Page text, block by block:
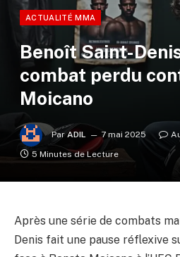
ACTUALITÉ MMA
Benoît Saint-
combat perdu
Moicano
Par ADIL 7 mai 2025
5 Minutes de Lecture
Après une série de combats
Denis fait une pause réflexive